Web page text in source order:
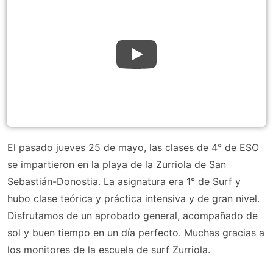
El pasado jueves 25 de mayo, las clases de 4° de ESO
se impartieron en la playa de la Zurriola de San
Sebastián-Donostia. La asignatura era 1° de Surf y
hubo clase teórica y práctica intensiva y de gran nivel.
Disfrutamos de un aprobado general, acompañado de
sol y buen tiempo en un día perfecto. Muchas gracias a
los monitores de la escuela de surf Zurriola.